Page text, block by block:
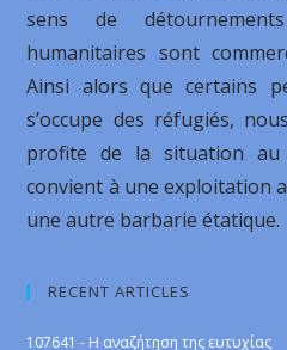
sens de
humanitaires sont
Ainsi alors que certains
s’occupe des réfugiés,
profite de la situation au
convient à une exploitation
une autre barbarie étatique.
RECENT ARTICLES
107641 - Η αναζήτηση της ευτυχίας